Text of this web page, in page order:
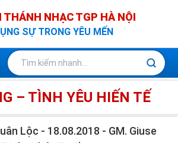
THÁNH NHẠC TGP HÀ NỘI
SỰ TRONG YÊU MẾN
– TÌNH YÊU HIẾN TẾ
Lộc - 18.08.2018 - GM. Giuse